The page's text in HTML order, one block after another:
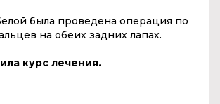
была проведена операция по
на обеих задних лапах.
курс лечения.